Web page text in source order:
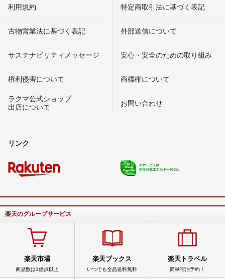
利用規約 特定商取引法に基づく表記
古物営業法に基づく表記 外部送信について
サステナビリティメッセージ 安心・安全のための取り組み
権利侵害について
商標権について
ラクマ公式ショップ
出店について
お問い合わせ
リンク
楽天のグループサービス
楽天市場
商品数は1億点以上
楽天ブックス
いつでも全品送料無料
楽天トラベル
簡単宿泊予約！